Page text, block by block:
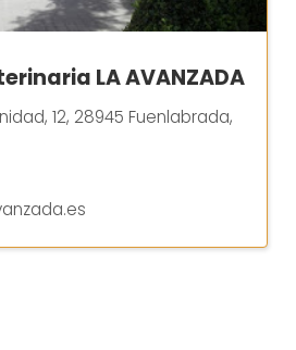
LA AVANZADA
12, 28945 Fuenlabrada,